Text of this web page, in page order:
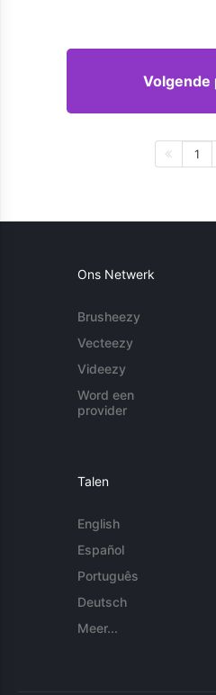
Volgende
1
Ons Netwerk
Brusheezy
Vecteezy
Videezy
Word een
provider
Talen
English
Español
Português
Deutsch
Meer...